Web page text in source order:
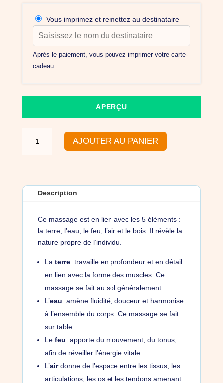
Vous imprimez et remettez au destinataire
Après le paiement, vous pouvez imprimer votre carte-
cadeau
APERÇU
des
4
AJOUTER AU PANIER
Description
Ce massage est en lien avec les 5 éléments :
la terre, l’eau, le feu, l’air et le bois. Il révèle la
nature propre de l’individu.
La terretravaille en profondeur et en détail
en lien avec la forme des muscles. Ce
massage se fait au sol généralement.
L’eau amène fluidité, douceur et harmonise
à l’ensemble du corps. Ce massage se fait
sur table.
Le feu apporte du mouvement, du tonus,
afin de réveiller l’énergie vitale.
L’airdonne de l’espace entre les tissus, les
articulations, les os et les tendons amenant